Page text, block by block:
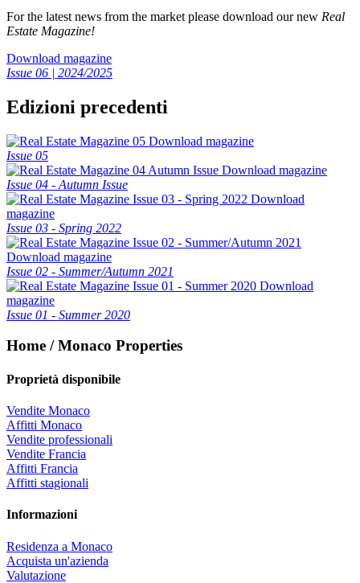
For the latest news from the market please download our new Real
Estate Magazine!
Download magazine
Issue 06 | 2024/2025
Edizioni precedenti
Download magazine
Issue 05
Download magazine
Issue 04 - Autumn Issue
Download
magazine
Issue 03 - Spring 2022
Download magazine
Issue 02 - Summer/Autumn 2021
Download
magazine
Issue 01 - Summer 2020
Home / Monaco Properties
Proprietà disponibile
Vendite Monaco
Affitti Monaco
Vendite professionali
Vendite Francia
Affitti Francia
Affitti stagionali
Informazioni
Residenza a Monaco
Acquista un'azienda
Valutazione